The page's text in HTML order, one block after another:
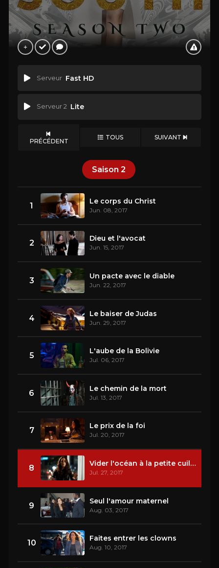
Serveur Fast HD
Serveur 2 Lite
PRÉCÉDENT TOUS SUIVANT
Saison2
1 Le corps du Christ
Jun. 08, 2017
2 Dieu et l'avocat
Jun. 15, 2017
3 Un pacte avec le diable
Jun. 22, 2017
4 Le baiser de Judas
Jun. 29, 2017
5 L'aube de la Bolivie
Jul. 06, 2017
6 Le chemin de la mort
Jul. 13, 2017
7 Le prix de la foi
Jul. 20, 2017
8 Vider l'océan à la petite cuillère
Jul. 27, 2017
9 Seul l'amour maternel
Aug. 03, 2017
10 Faites entrer les clowns
Aug. 10, 2017